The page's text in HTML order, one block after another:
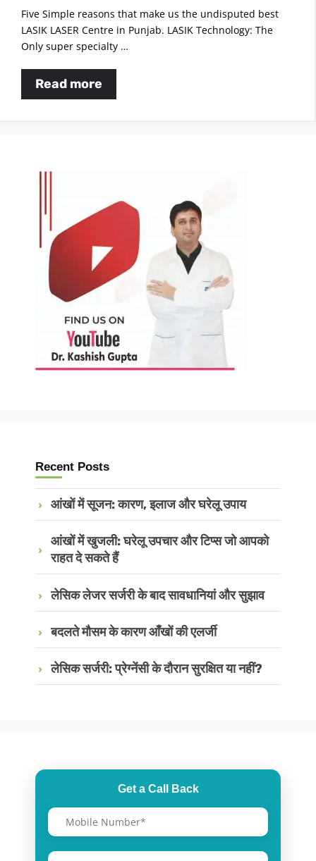
Five Simple reasons that make us the undisputed best
LASIK LASER Centre in Punjab. LASIK Technology: The
Only super specialty …
Read more
Recent Posts
आंखों में सूजन: कारण, इलाज और घरेलू उपाय
आंखों में खुजली: घरेलू उपचार और टिप्स जो आपको
राहत दे सकते हैं
लेसिक लेजर सर्जरी के बाद सावधानियां और सुझाव
बदलते मौसम के कारण आँखों की एलर्जी
लेसिक सर्जरी: प्रेग्नेंसी के दौरान सुरक्षित या नहीं?
Get a Call Back